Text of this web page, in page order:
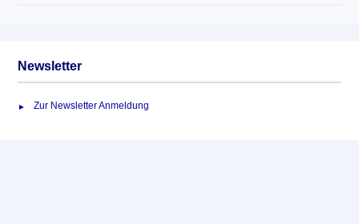
Newsletter
Zur Newsletter Anmeldung